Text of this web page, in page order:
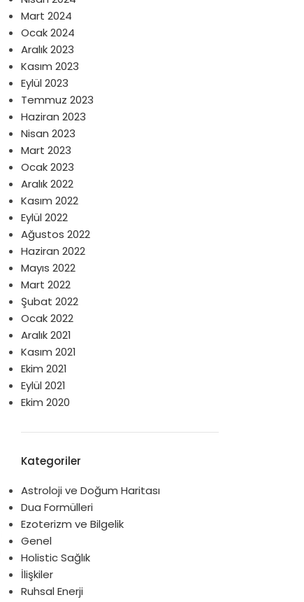
Mart 2024
Ocak 2024
Aralık 2023
Kasım 2023
Eylül 2023
Temmuz 2023
Haziran 2023
Nisan 2023
Mart 2023
Ocak 2023
Aralık 2022
Kasım 2022
Eylül 2022
Ağustos 2022
Haziran 2022
Mayıs 2022
Mart 2022
Şubat 2022
Ocak 2022
Aralık 2021
Kasım 2021
Ekim 2021
Eylül 2021
Ekim 2020
Kategoriler
Astroloji ve Doğum Haritası
Dua Formülleri
Ezoterizm ve Bilgelik
Genel
Holistic Sağlık
İlişkiler
Ruhsal Enerji